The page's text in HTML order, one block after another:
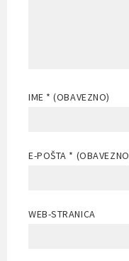
IME * (OBAVEZNO)
E-POŠTA *
WEB-STRANICA